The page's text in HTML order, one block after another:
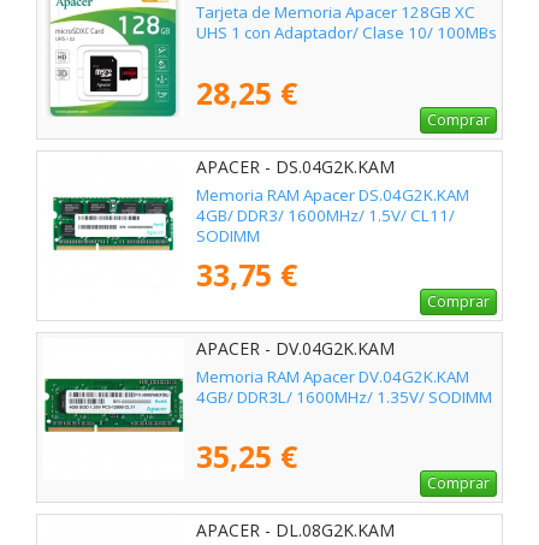
Tarjeta de Memoria Apacer 128GB XC
UHS 1 con Adaptador/ Clase 10/ 100MBs
28,25 €
Comprar
APACER - DS.04G2K.KAM
Memoria RAM Apacer DS.04G2K.KAM
4GB/ DDR3/ 1600MHz/ 1.5V/ CL11/
SODIMM
33,75 €
Comprar
APACER - DV.04G2K.KAM
Memoria RAM Apacer DV.04G2K.KAM
4GB/ DDR3L/ 1600MHz/ 1.35V/ SODIMM
35,25 €
Comprar
APACER - DL.08G2K.KAM